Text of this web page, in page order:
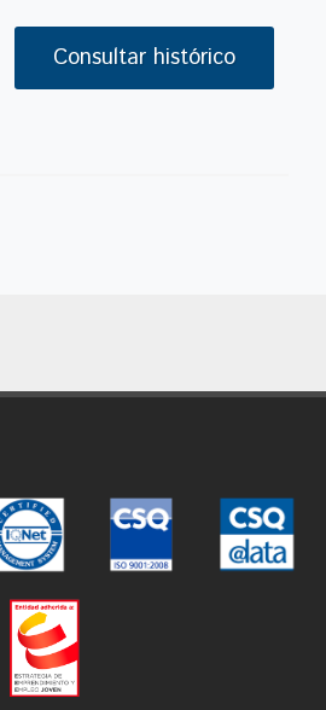
Consultar histórico